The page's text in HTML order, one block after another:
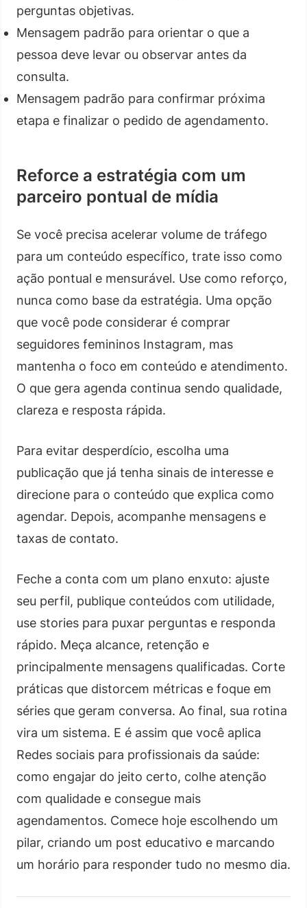
perguntas objetivas.
Mensagem padrão para orientar o que a
pessoa deve levar ou observar antes da
consulta.
Mensagem padrão para confirmar próxima
etapa e finalizar o pedido de agendamento.
Reforce a estratégia com um
parceiro pontual de mídia
Se você precisa acelerar volume de tráfego
para um conteúdo específico, trate isso como
ação pontual e mensurável. Use como reforço,
nunca como base da estratégia. Uma opção
que você pode considerar é comprar
seguidores femininos Instagram, mas
mantenha o foco em conteúdo e atendimento.
O que gera agenda continua sendo qualidade,
clareza e resposta rápida.
Para evitar desperdício, escolha uma
publicação que já tenha sinais de interesse e
direcione para o conteúdo que explica como
agendar. Depois, acompanhe mensagens e
taxas de contato.
Feche a conta com um plano enxuto: ajuste
seu perfil, publique conteúdos com utilidade,
use stories para puxar perguntas e responda
rápido. Meça alcance, retenção e
principalmente mensagens qualificadas. Corte
práticas que distorcem métricas e foque em
séries que geram conversa. Ao final, sua rotina
vira um sistema. E é assim que você aplica
Redes sociais para profissionais da saúde:
como engajar do jeito certo, colhe atenção
com qualidade e consegue mais
agendamentos. Comece hoje escolhendo um
pilar, criando um post educativo e marcando
um horário para responder tudo no mesmo dia.